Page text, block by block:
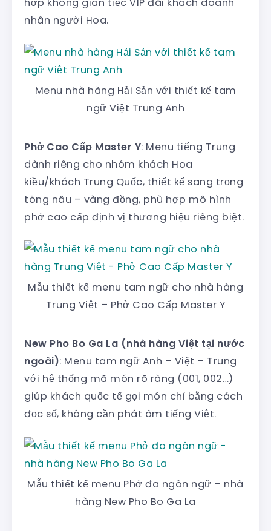
hợp không gian tiệc VIP đãi khách doanh
nhân người Hoa.
Menu nhà hàng Hải Sản với thiết kế tam
ngữ Việt Trung Anh
Phở Cao Cấp Master Y: Menu tiếng Trung
dành riêng cho nhóm khách Hoa
kiều/khách Trung Quốc, thiết kế sang trọng
tông nâu – vàng đồng, phù hợp mô hình
phở cao cấp định vị thương hiệu riêng biệt.
Mẫu thiết kế menu tam ngữ cho nhà hàng
Trung Việt – Phở Cao Cấp Master Y
New Pho Bo Ga La (nhà hàng Việt tại nước
ngoài): Menu tam ngữ Anh – Việt – Trung
với hệ thống mã món rõ ràng (001, 002…)
giúp khách quốc tế gọi món chỉ bằng cách
đọc số, không cần phát âm tiếng Việt.
Mẫu thiết kế menu Phở đa ngôn ngữ – nhà
hàng New Pho Bo Ga La